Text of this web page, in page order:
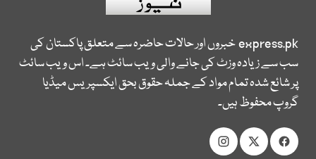
express.pkخبروں اور حالات حاضرہ سے متعلق پاکستان کی
سب سے زیادہ وزٹ کی جانے والی ویب سائٹ ہے۔ اس ویب سائٹ
پر شائع شدہ تمام مواد کے جملہ حقوق بحق ایکسپریس میڈیا
گروپ محفوظ ہیں۔